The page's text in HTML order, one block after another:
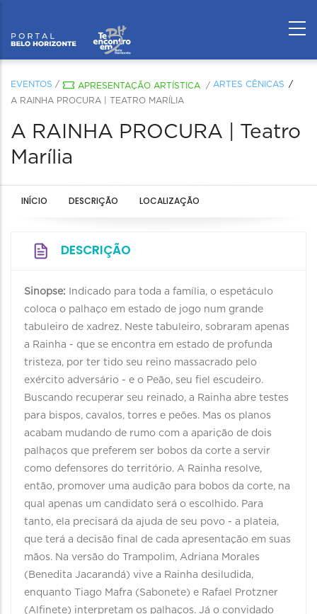
EVENTOS / APRESENTAÇÃO ARTÍSTICA / ARTES CÊNICAS
A RAINHA PROCURA | TEATRO MARÍLIA
A RAINHA PROCURA | Teatro
Marília
INÍCIO DESCRIÇÃO LOCALIZAÇÃO
DESCRIÇÃO
Sinopse:
Indicado para toda a família, o espetáculo
coloca o palhaço em estado de jogo num grande
tabuleiro de xadrez. Neste tabuleiro, sobraram apenas
a Rainha - que se encontra em estado de profunda
tristeza, por ter tido seu reino massacrado pelo
exército adversário - e o Peão, seu fiel escudeiro.
Buscando recuperar seu reinado, a Rainha abre testes
para bispos, cavalos, torres e peões. Mas os planos
acabam mudando de rumo com a aparição de dois
palhaços que preferem ser bobos da corte a servir
como defensores do território. A Rainha resolve,
então, promover uma audição para bobos da corte, na
qual apenas um candidato será o escolhido. Para
tanto, ela precisará da ajuda de seu povo - a plateia,
que terá a decisão final de cada apresentação em suas
mãos. Na versão do Trampolim, Adriana Morales
(Benedita Jacarandá) vive a Rainha desiludida,
enquanto Tiago Mafra (Sabonete) e Rafael Protzner
(Alfinete) interpretam os palhaços. Já o convidado